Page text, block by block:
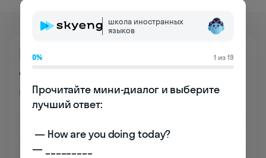
Познакомьтесь
со школой бесплатно
Премиум
школа иностранных
языков
0% 1 из 19
Прочитайте мини-диалог и выберите
лучший ответ:
— _________